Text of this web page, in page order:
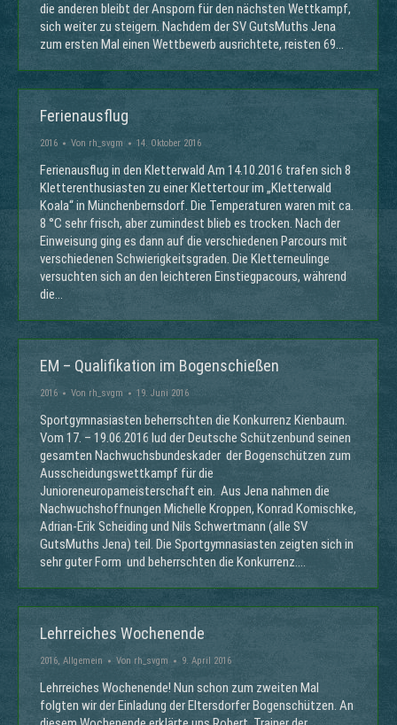
die anderen bleibt der Ansporn für den nächsten Wettkampf,
sich weiter zu steigern. Nachdem der SV GutsMuths Jena
zum ersten Mal einen Wettbewerb ausrichtete, reisten 69…
Ferienausflug
2016 Von rh_svgm 14. Oktober 2016
Ferienausflug in den Kletterwald Am 14.10.2016 trafen sich 8
Kletterenthusiasten zu einer Klettertour im „Kletterwald
Koala“ in Münchenbernsdorf. Die Temperaturen waren mit ca.
8 °C sehr frisch, aber zumindest blieb es trocken. Nach der
Einweisung ging es dann auf die verschiedenen Parcours mit
verschiedenen Schwierigkeitsgraden. Die Kletterneulinge
versuchten sich an den leichteren Einstiegpacours, während
die…
EM – Qualifikation im Bogenschießen
2016 Von rh_svgm 19. Juni 2016
Sportgymnasiasten beherrschten die Konkurrenz Kienbaum.
Vom 17. – 19.06.2016 lud der Deutsche Schützenbund seinen
gesamten Nachwuchsbundeskader der Bogenschützen zum
Ausscheidungswettkampf für die
Junioreneuropameisterschaft ein. Aus Jena nahmen die
Nachwuchshoffnungen Michelle Kroppen, Konrad Komischke,
Adrian-Erik Scheiding und Nils Schwertmann (alle SV
GutsMuths Jena) teil. Die Sportgymnasiasten zeigten sich in
sehr guter Form und beherrschten die Konkurrenz.…
Lehrreiches Wochenende
2016, Allgemein Von rh_svgm 9. April 2016
Lehrreiches Wochenende! Nun schon zum zweiten Mal
folgten wir der Einladung der Eltersdorfer Bogenschützen. An